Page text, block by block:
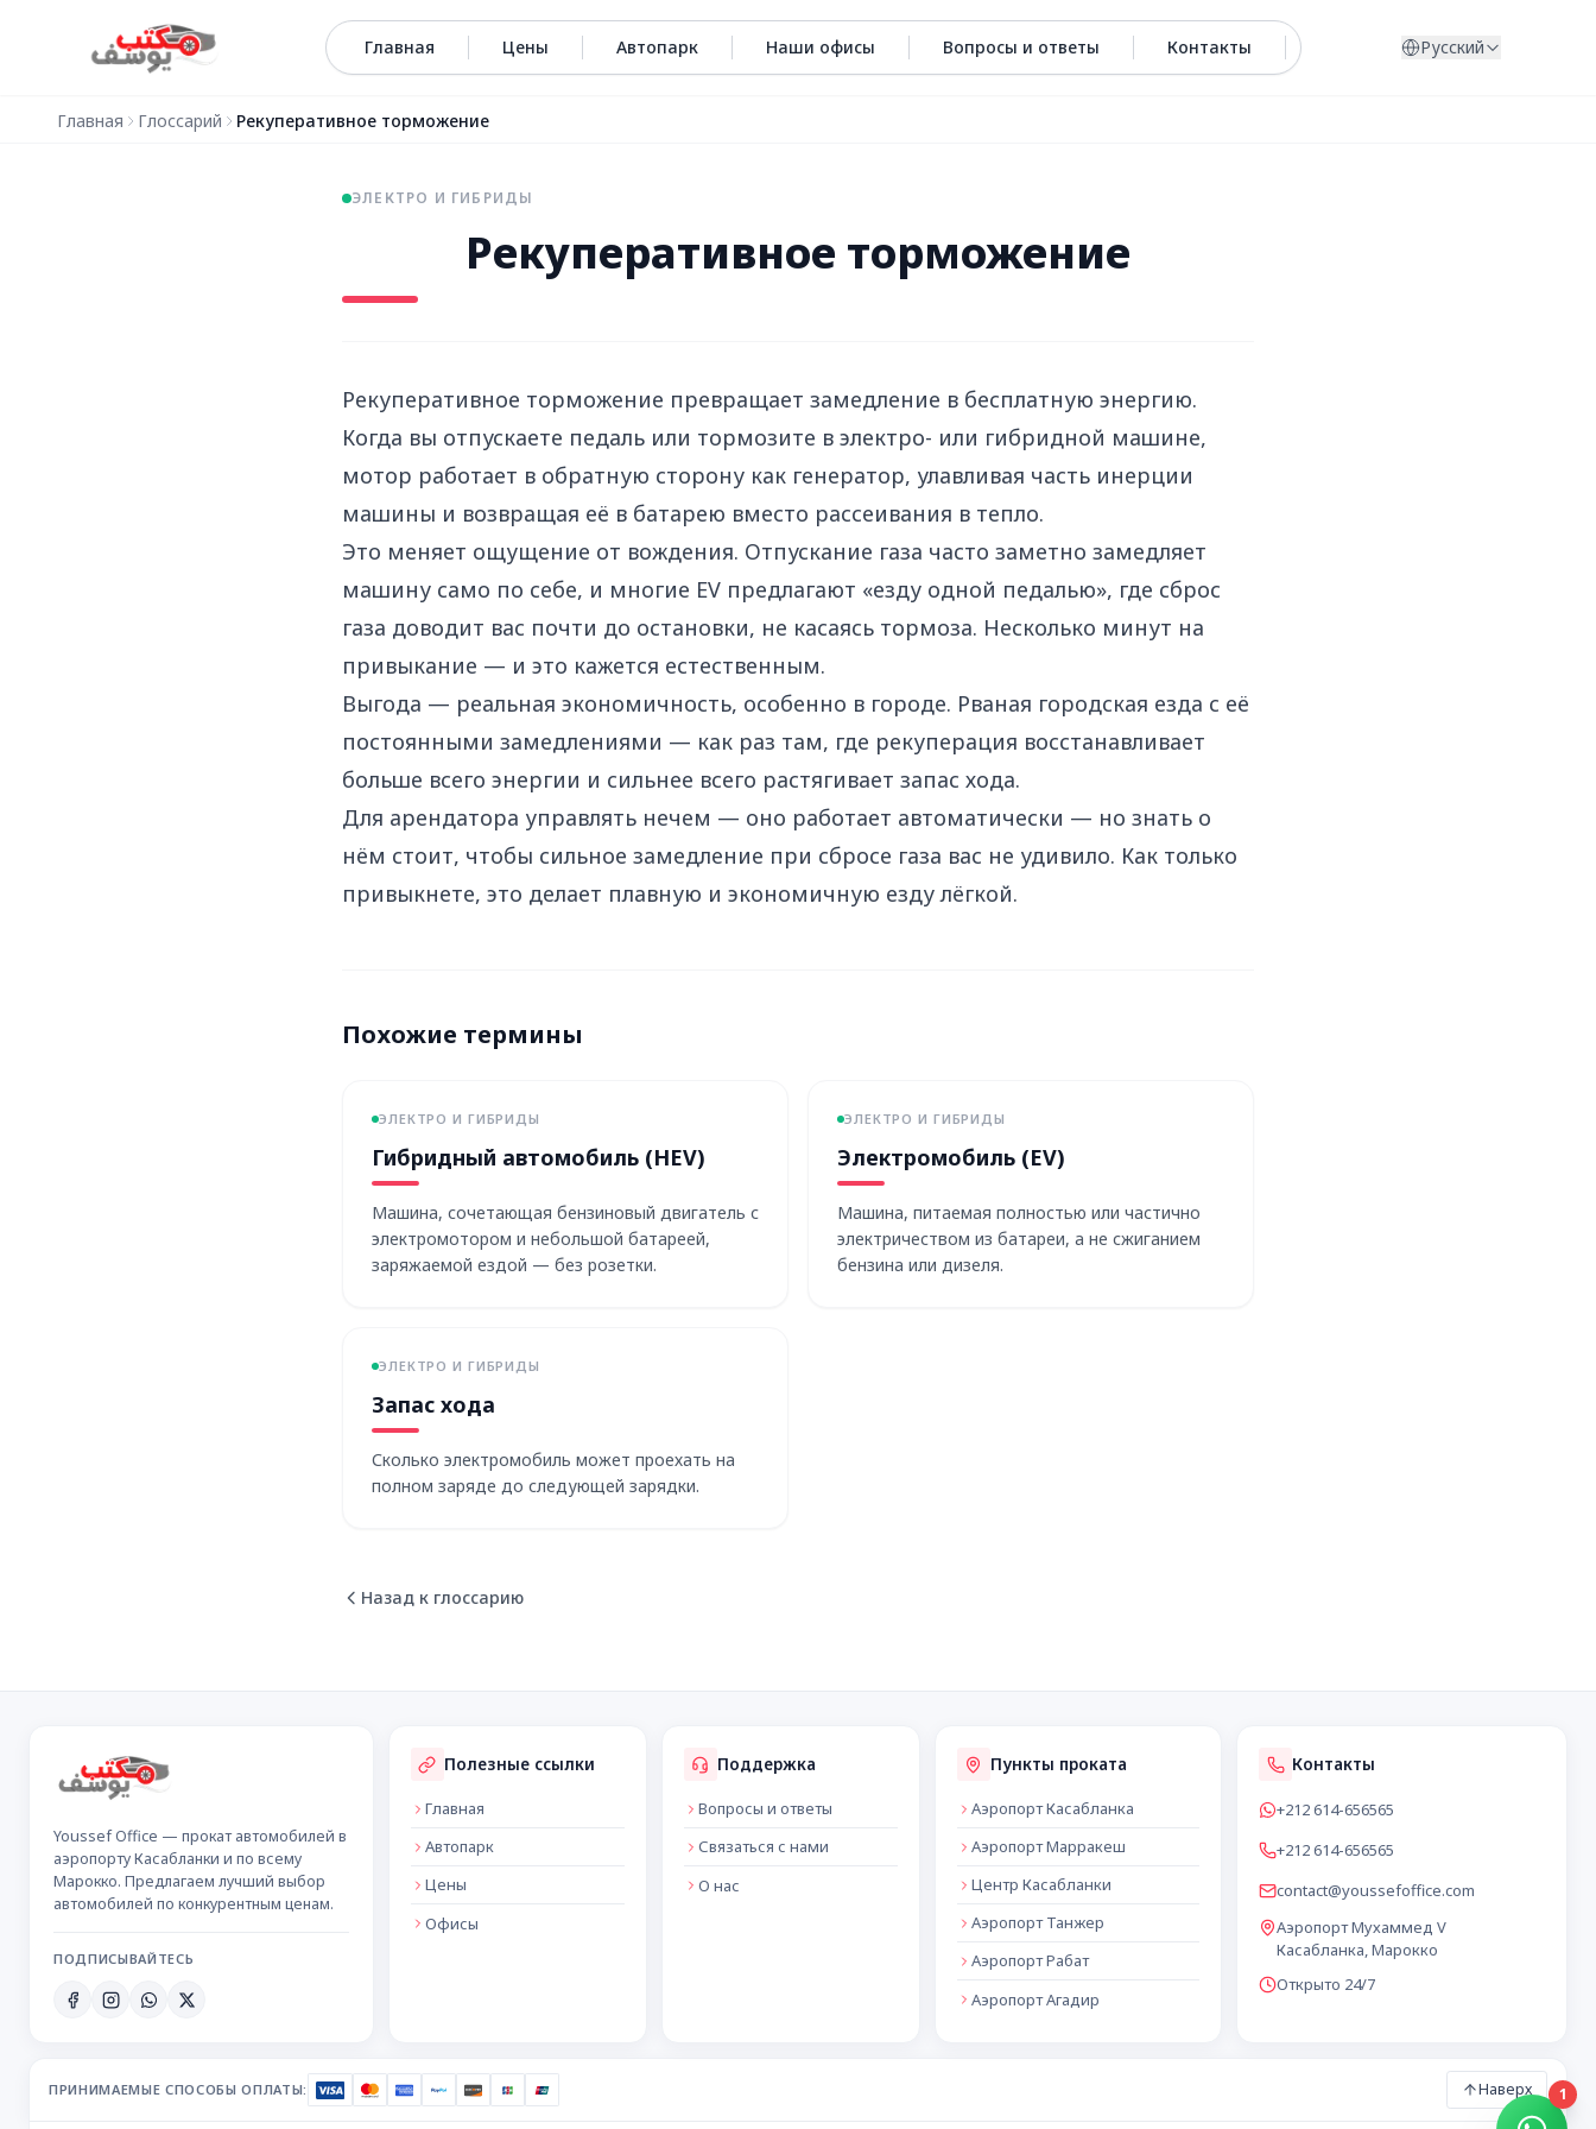
Главная Цены Автопарк Наши офисы Вопросы и ответы Контакты Русский
Главная Глоссарий Рекуперативное торможение
ЭЛЕКТРО И ГИБРИДЫ
Рекуперативное торможение
Рекуперативное торможение превращает замедление в бесплатную энергию.
Когда вы отпускаете педаль или тормозите в электро- или гибридной машине,
мотор работает в обратную сторону как генератор, улавливая часть инерции
машины и возвращая её в батарею вместо рассеивания в тепло.
Это меняет ощущение от вождения. Отпускание газа часто заметно замедляет
машину само по себе, и многие EV предлагают «езду одной педалью», где сброс
газа доводит вас почти до остановки, не касаясь тормоза. Несколько минут на
привыкание — и это кажется естественным.
Выгода — реальная экономичность, особенно в городе. Рваная городская езда с её
постоянными замедлениями — как раз там, где рекуперация восстанавливает
больше всего энергии и сильнее всего растягивает запас хода.
Для арендатора управлять нечем — оно работает автоматически — но знать о
нём стоит, чтобы сильное замедление при сбросе газа вас не удивило. Как только
привыкнете, это делает плавную и экономичную езду лёгкой.
Похожие термины
ЭЛЕКТРО И ГИБРИДЫ
Гибридный автомобиль (HEV)
Машина, сочетающая бензиновый двигатель с
электромотором и небольшой батареей,
заряжаемой ездой — без розетки.
ЭЛЕКТРО И ГИБРИДЫ
Электромобиль (EV)
Машина, питаемая полностью или частично
электричеством из батареи, а не сжиганием
бензина или дизеля.
ЭЛЕКТРО И ГИБРИДЫ
Запас хода
Сколько электромобиль может проехать на
полном заряде до следующей зарядки.
Назад к глоссарию
Youssef Office — прокат автомобилей в
аэропорту Касабланки и по всему
Марокко. Предлагаем лучший выбор
автомобилей по конкурентным ценам.
ПОДПИСЫВАЙТЕСЬ
Полезные ссылки
Главная
Автопарк
Цены
Офисы
Поддержка
Вопросы и ответы
Связаться с нами
О нас
Пункты проката
Аэропорт Касабланка
Аэропорт Марракеш
Центр Касабланки
Аэропорт Танжер
Аэропорт Рабат
Аэропорт Агадир
Контакты
+212 614-656565
+212 614-656565
contact@youssefoffice.com
Аэропорт Мухаммед V
Касабланка, Марокко
Открыто 24/7
ПРИНИМАЕМЫЕ СПОСОБЫ ОПЛАТЫ: Наверх 1